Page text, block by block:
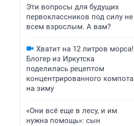
Эти вопросы для будущих
первоклассников под силу не
всем взрослым. А вам?
Хватит на 12 литров морса!
Блогер из Иркутска
поделилась рецептом
концентрированного компота
на зиму
«Они всё еще в лесу, и им
нужна помощь»: сын